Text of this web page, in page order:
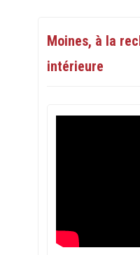
Moines, à la
intérieure